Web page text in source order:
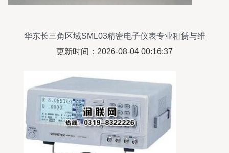
华东长三角区域SML03精密电子仪表专业租赁与维
修全攻略
更新时间：2026-08-04 00:16:37